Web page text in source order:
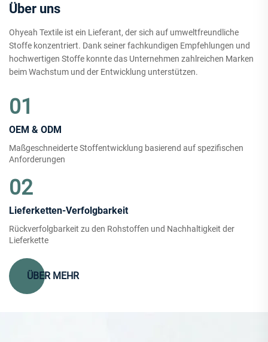
Über uns
Ohyeah Textile ist ein Lieferant, der sich auf umweltfreundliche
Stoffe konzentriert. Dank seiner fachkundigen Empfehlungen und
hochwertigen Stoffe konnte das Unternehmen zahlreichen Marken
beim Wachstum und der Entwicklung unterstützen.
01
OEM & ODM
Maßgeschneiderte Stoffentwicklung basierend auf spezifischen
Anforderungen
02
Lieferketten-Verfolgbarkeit
Rückverfolgbarkeit zu den Rohstoffen und Nachhaltigkeit der
Lieferkette
ÜBER MEHR